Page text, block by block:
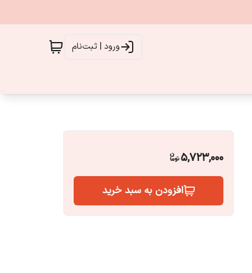
ورود | ثبت‌نام
5,723,000
افزودن به سبد خرید